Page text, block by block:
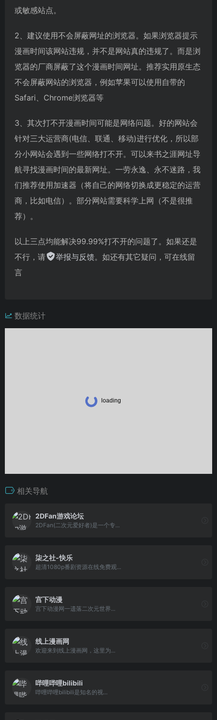
或敏感站点。
2、建议使用不会屏蔽网址的浏览器。如果浏览器提示
漫画时间该网站违规，并不是网站真的违规了。而是浏
览器的厂商屏蔽了这个漫画时间网址。推荐实用原生态
不会屏蔽网站的浏览器，例如苹果可以使用自带的
Safari、Chrome浏览器等
3、其次打不开漫画时间可能是网络问题。好的网站会
针对三大运营商(电信、联通、移动)进行优化，所以部
分小网站会遇到一些网络打不开。可以来书之涯网址导
航寻找漫画时间的最新网址。一劳永逸、永不迷路，我
们推荐使用加速器（将自己的网络切换成更稳定的运营
商，比如电信）。部分网站需要科学上网（不是很推
荐）。
以上三点均能解决99.99%打不开的问题了。如果还是
不行，请
举报与反馈。如还有其它疑问，可在线留
言
数据统计
相关导航
2DFan游戏论坛
2DFan(二次元爱好者)是一个专...
柒之社-快乐
超清1080p番剧资源在线免费观...
宫下动漫
宫下动漫网一遗落二次元世界...
线上漫画网
欢迎来到线上漫画网，这里为...
哔哩哔哩bilibili
哔哩哔哩bilibili是知名的视...